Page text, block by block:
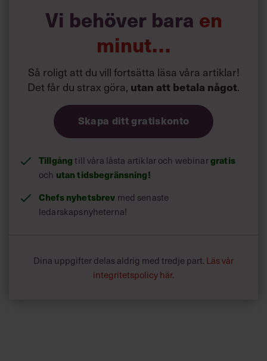
Vi behöver bara en
minut…
Så roligt att du vill fortsätta läsa våra artiklar!
Det får du strax göra, utan att betala något.
Skapa ditt gratiskonto
Tillgångtill våra låsta artiklar och webinargratis
och utan tidsbegränsning!
Chefs nyhetsbrev med senaste
ledarskapsnyheterna!
Dina uppgifter delas aldrig med tredje part. Läs vår
integritetspolicy här.